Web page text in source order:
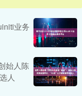
业务
始人陈
人